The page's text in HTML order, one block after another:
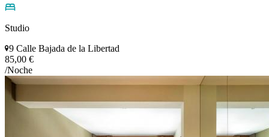
Studio
9 Calle Bajada de la Libertad
85,00 €
/Noche